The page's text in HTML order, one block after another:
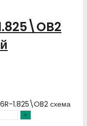
1.825\OB2 схема